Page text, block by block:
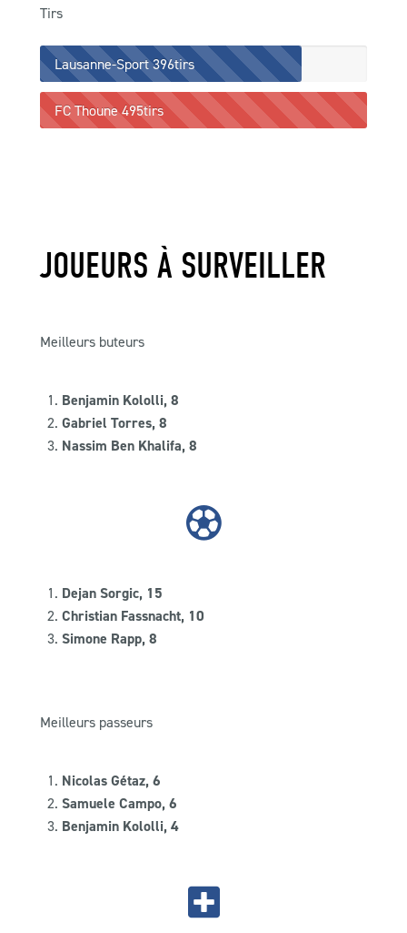
Tirs
Lausanne-Sport396tirs
FC Thoune495tirs
JOUEURS À SURVEILLER
Meilleurs buteurs
Benjamin Kololli, 8
Gabriel Torres, 8
Nassim Ben Khalifa, 8
Dejan Sorgic, 15
Christian Fassnacht, 10
Simone Rapp, 8
Meilleurs passeurs
Nicolas Gétaz, 6
Samuele Campo, 6
Benjamin Kololli, 4